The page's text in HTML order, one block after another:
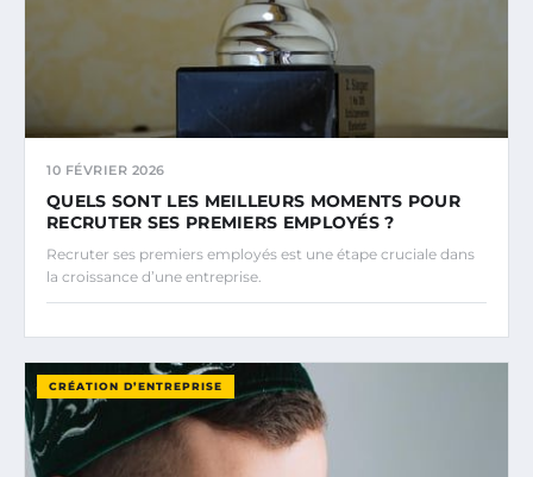
10 FÉVRIER 2026
QUELS SONT LES MEILLEURS MOMENTS POUR
RECRUTER SES PREMIERS EMPLOYÉS ?
Recruter ses premiers employés est une étape cruciale dans
la croissance d’une entreprise.
CRÉATION D’ENTREPRISE